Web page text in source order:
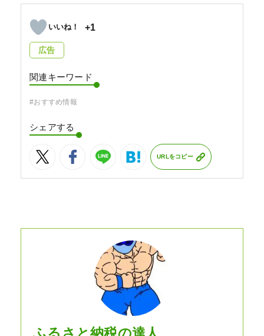
+1
広告
関連キーワード
#おすすめ情報
シェアする
URLをコピー